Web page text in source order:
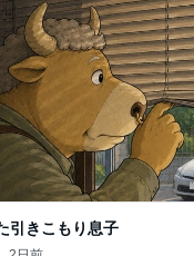
引きこもり息子